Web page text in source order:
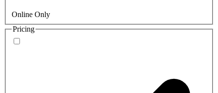
Online Only
Pricing